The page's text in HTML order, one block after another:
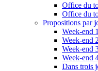
Office du
Office du
Propositions par
Week-end 1
Week-end 2
Week-end
Week-end
Dans trois